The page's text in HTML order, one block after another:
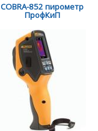
COBRA-852 пирометр
ПрофКиП